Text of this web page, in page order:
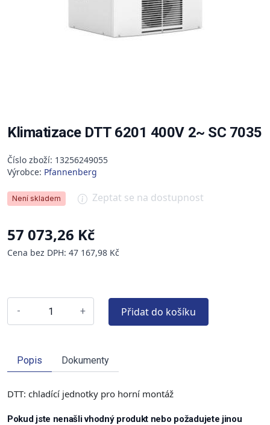
Klimatizace DTT 6201 400V 2~ SC 7035
Číslo zboží: 13256249055
Výrobce: Pfannenberg
Není skladem Zeptat se na dostupnost
57 073,26 Kč
Cena bez DPH: 47 167,98 Kč
- + Přidat do košíku
Popis Dokumenty
DTT: chladící jednotky pro horní montáž
Pokud jste nenašli vhodný produkt nebo požadujete jinou